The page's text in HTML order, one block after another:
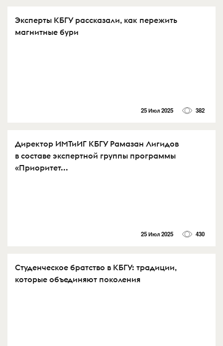
Эксперты КБГУ рассказали, как пережить
магнитные бури
25 Июл 2025 382
Директор ИМТиИГ КБГУ Рамазан Лигидов
в составе экспертной группы программы
«Приоритет...
25 Июл 2025 430
Студенческое братство в КБГУ: традиции,
которые объединяют поколения